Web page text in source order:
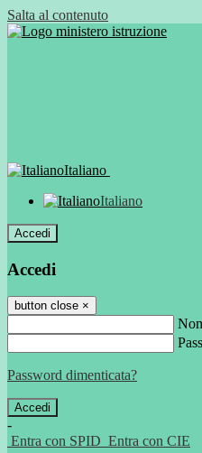
Salta al contenuto
Italiano
Italiano
Accedi
Accedi
button close ×
Password dimenticata?
-
Entra con SPID Entra con CIE